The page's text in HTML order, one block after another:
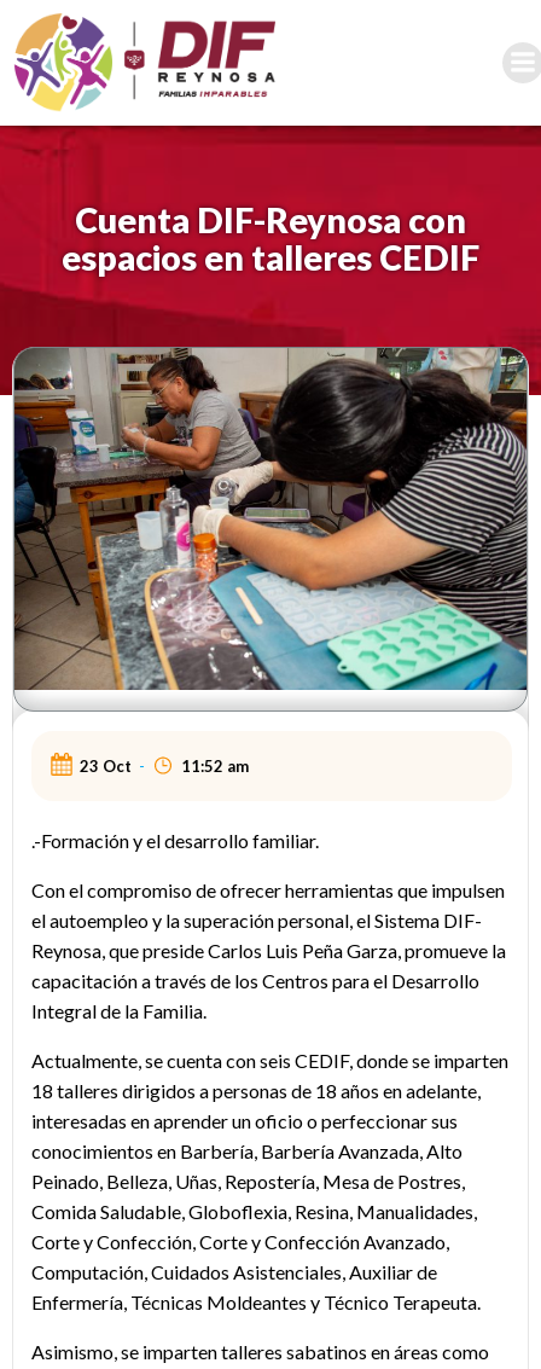
al
contenido
Cuenta DIF-Reynosa con
espacios en talleres CEDIF
23 Oct - 11:52 am
.-Formación y el desarrollo familiar.
Con el compromiso de ofrecer herramientas que impulsen
el autoempleo y la superación personal, el Sistema DIF-
Reynosa, que preside Carlos Luis Peña Garza, promueve la
capacitación a través de los Centros para el Desarrollo
Integral de la Familia.
Actualmente, se cuenta con seis CEDIF, donde se imparten
18 talleres dirigidos a personas de 18 años en adelante,
interesadas en aprender un oficio o perfeccionar sus
conocimientos en Barbería, Barbería Avanzada, Alto
Peinado, Belleza, Uñas, Repostería, Mesa de Postres,
Comida Saludable, Globoflexia, Resina, Manualidades,
Corte y Confección, Corte y Confección Avanzado,
Computación, Cuidados Asistenciales, Auxiliar de
Enfermería, Técnicas Moldeantes y Técnico Terapeuta.
Asimismo, se imparten talleres sabatinos en áreas como